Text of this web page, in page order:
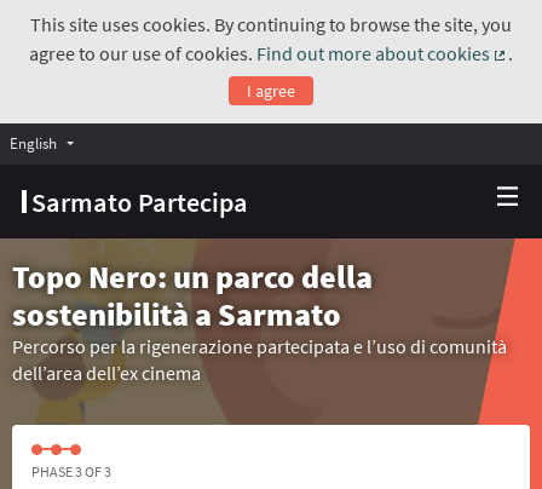
This site uses cookies. By continuing to browse the site, you
agree to our use of cookies. Find out more about cookies
.
I agree
Sarmato Partecipa
English Choose language
Topo Nero: un parco della
sostenibilità a Sarmato
Percorso per la rigenerazione partecipata e l’uso di comunità
dell’area dell’ex cinema
PHASE 3 OF 3